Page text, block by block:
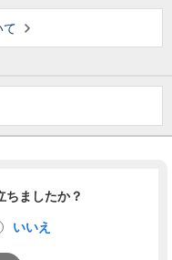
て
ちましたか？
いいえ